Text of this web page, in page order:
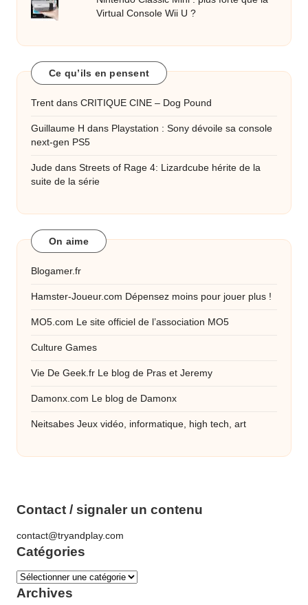
Virtual Console Wii U ?
Ce qu’ils en pensent
Trent dans CRITIQUE CINE – Dog Pound
Guillaume H dans Playstation : Sony dévoile sa console
next-gen PS5
Jude dans Streets of Rage 4: Lizardcube hérite de la
suite de la série
On aime
Blogamer.fr
Hamster-Joueur.com Dépensez moins pour jouer plus !
MO5.com Le site officiel de l’association MO5
Culture Games
Vie De Geek.fr Le blog de Pras et Jeremy
Damonx.com Le blog de Damonx
Neitsabes Jeux vidéo, informatique, high tech, art
Contact / signaler un contenu
contact@tryandplay.com
Catégories
Catégories
Archives